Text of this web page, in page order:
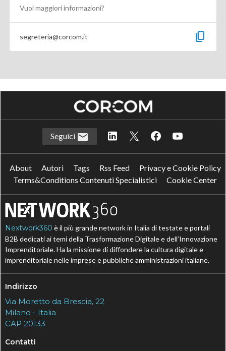
Vuoi maggiori informazioni?
segreteria@corcom.it content_copy
Seguici
About Autori Tags Rss Feed
Privacy e Cookie Policy
Terms&Conditions Contenuti Specialistici
Cookie Center
Nextwork360 è il più grande network in Italia di testate e portali
B2B dedicati ai temi della Trasformazione Digitale e dell’Innovazione
Imprenditoriale. Ha la missione di diffondere la cultura digitale e
imprenditoriale nelle imprese e pubbliche amministrazioni italiane.
Indirizzo
Via Moretto da Brescia, 22
Milano - Italia
CAP 20133
Contatti